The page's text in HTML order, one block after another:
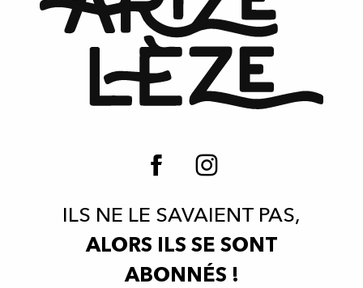
ILS NE LE SAVAIENT PAS,
ALORS ILS SE SONT
ABONNÉS !